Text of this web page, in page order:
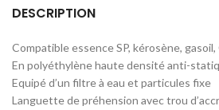
DESCRIPTION
Compatible essence SP, kérosène, gasoil,
En polyéthylène haute densité anti-
Equipé d’un filtre à eau et particules fixe
Languette de préhension avec trou